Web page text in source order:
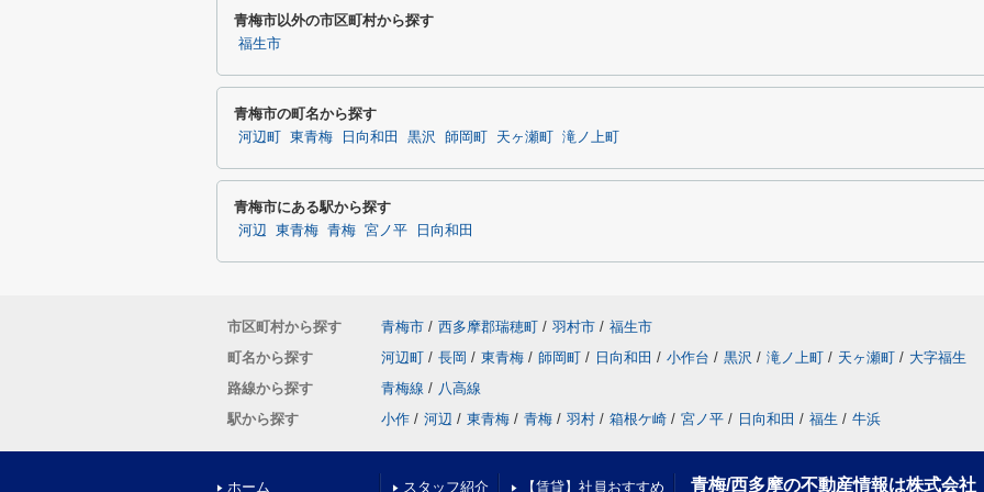
青梅市以外の市区町村から探す
福生市
青梅市の町名から探す
河辺町 東青梅 日向和田 黒沢 師岡町 天ヶ瀬町 滝ノ上町
青梅市にある駅から探す
河辺 東青梅 青梅 宮ノ平 日向和田
市区町村から探す 青梅市 / 西多摩郡瑞穂町 / 羽村市 / 福生市
町名から探す
河辺町 / 長岡 / 東青梅 / 師岡町 / 日向和田 / 小作台 / 黒沢 / 滝ノ上町 / 天ヶ瀬町 / 大字福生
路線から探す
青梅線 / 八高線
駅から探す
小作 / 河辺 / 東青梅 / 青梅 / 羽村 / 箱根ケ崎 / 宮ノ平 / 日向和田 / 福生 / 牛浜
ホーム スタッフ紹介 【賃貸】社員おすすめ 青梅/西多摩の不動産情報は株式会